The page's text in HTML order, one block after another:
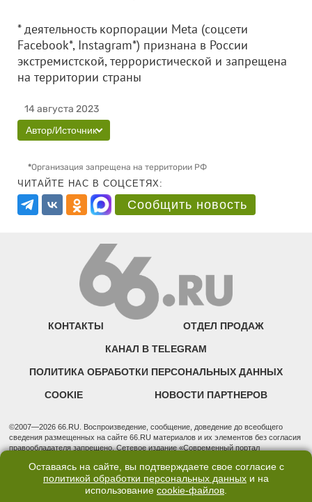
* деятельность корпорации Meta (соцсети
Facebook*, Instagram*) признана в России
экстремистской, террористической и запрещена
на территории страны
14 августа 2023
Автор/Источник
*Организация запрещена на территории РФ
ЧИТАЙТЕ НАС В СОЦСЕТЯХ:
Сообщить новость
КОНТАКТЫ ОТДЕЛ ПРОДАЖ
КАНАЛ В TELEGRAM
ПОЛИТИКА ОБРАБОТКИ ПЕРСОНАЛЬНЫХ ДАННЫХ
COOKIE НОВОСТИ ПАРТНЕРОВ
©2007—2026 66.RU. Воспроизведение, сообщение, доведение до всеобщего
сведения размещенных на сайте 66.RU материалов и их элементов без согласия
правообладателя запрещено. Сетевое издание «Современный портал
надзору в сфере связи, информационных технологий и массовых коммуникаций
(Роскомнадзор). Регистрационный номер ЭЛ № ФС 77 - 76634 от 02.09.2019
Учредитель: Общество с ограниченной ответственностью "66.ру". Юридический
Оставаясь на сайте, вы подтверждаете свое согласие с
политикой обработки персональных данных и на
использование cookie-файлов.